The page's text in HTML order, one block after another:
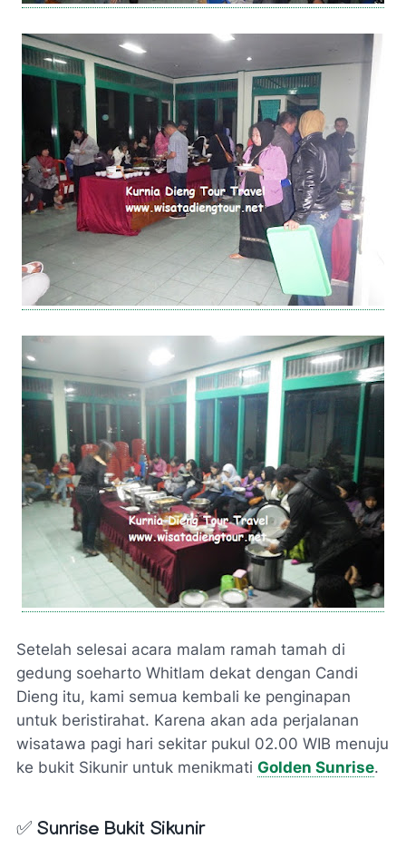
Setelah selesai acara malam ramah tamah di
gedung soeharto Whitlam dekat dengan Candi
Dieng itu, kami semua kembali ke penginapan
untuk beristirahat. Karena akan ada perjalanan
wisatawa pagi hari sekitar pukul 02.00 WIB menuju
ke bukit Sikunir untuk menikmati Golden Sunrise.
✅ Sunrise Bukit Sikunir